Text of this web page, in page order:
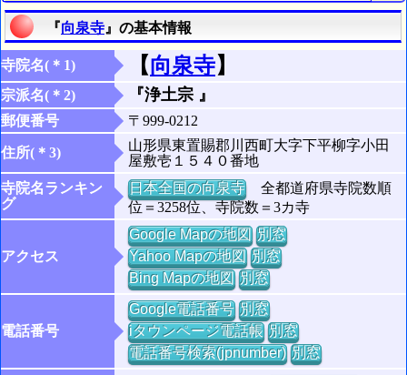
『向泉寺 』の基本情報
寺院名(＊1) 【向泉寺】
宗派名(＊2) 『浄土宗 』
郵便番号 〒999-0212
住所(＊3)
山形県東置賜郡川西町大字下平柳字小田
屋敷壱１５４０番地
寺院名ランキン
グ
日本全国の向泉寺全都道府県寺院数順
位＝3258位、寺院数＝3カ寺
アクセス
Google Mapの地図 別窓
Yahoo Mapの地図 別窓
Bing Mapの地図 別窓
電話番号
Google電話番号 別窓
iタウンページ電話帳 別窓
電話番号検索(jpnumber) 別窓